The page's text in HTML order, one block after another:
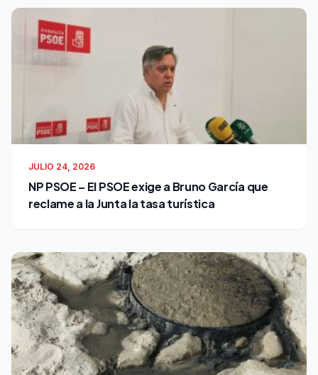
JULIO 24, 2026
NP PSOE – El PSOE exige a Bruno García que
reclame a la Junta la tasa turística